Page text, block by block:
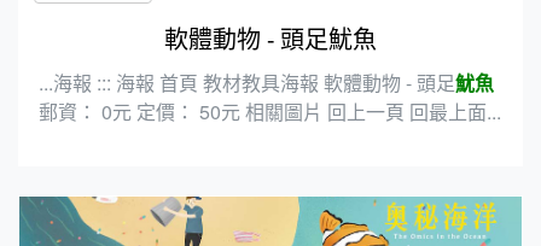
軟體動物 - 頭足魷魚
...海報 ::: 海報 首頁 教材教具海報 軟體動物 - 頭足魷魚
郵資： 0元 定價： 50元 相關圖片 回上一頁 回最上面...